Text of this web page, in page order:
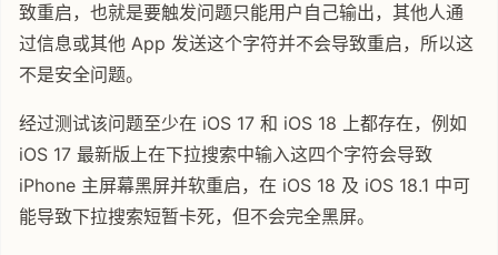
致重启，也就是要触发问题只能用户自己输出，其他人通
过信息或其他 App 发送这个字符并不会导致重启，所以这
不是安全问题。
经过测试该问题至少在 iOS 17 和 iOS 18 上都存在，例如
iOS 17 最新版上在下拉搜索中输入这四个字符会导致
iPhone 主屏幕黑屏并软重启，在 iOS 18 及 iOS 18.1 中可
能导致下拉搜索短暂卡死，但不会完全黑屏。